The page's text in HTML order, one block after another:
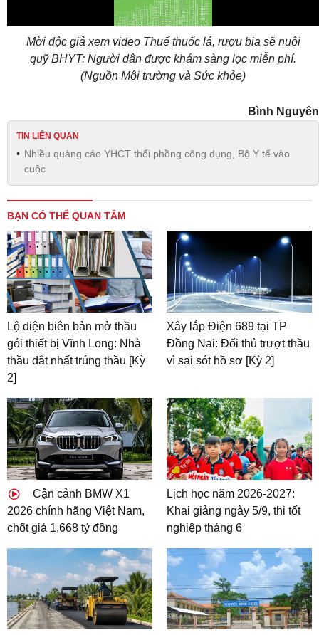
Mời độc giả xem video Thuế thuốc lá, rượu bia sẽ nuôi
quỹ BHYT: Người dân được khám sàng lọc miễn phí.
(Nguồn Môi trường và Sức khỏe)
Bình Nguyên
TIN LIÊN QUAN
Nhiều quảng cáo YHCT thổi phồng công dụng, Bộ Y tế vào
cuộc
BẠN CÓ THỂ QUAN TÂM
Lộ diện biên bản mở thầu
gói thiết bị Vĩnh Long: Nhà
thầu đắt nhất trúng thầu [Kỳ
2]
Xây lắp Điện 689 tại TP
Đồng Nai: Đối thủ trượt thầu
vì sai sót hồ sơ [Kỳ 2]
Cận cảnh BMW X1
2026 chính hãng Việt Nam,
chốt giá 1,668 tỷ đồng
Lịch học năm 2026-2027:
Khai giảng ngày 5/9, thi tốt
nghiệp tháng 6